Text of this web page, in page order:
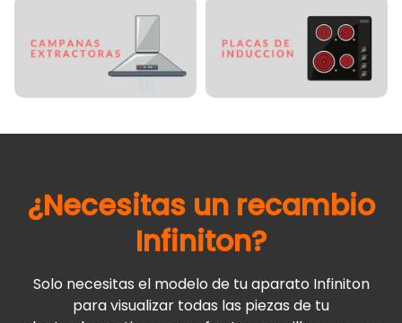
¿Necesitas un recambio
Infiniton?
Solo necesitas el modelo de tu aparato Infiniton
para visualizar todas las piezas de tu